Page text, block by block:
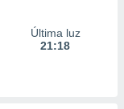
Última luz
21:18